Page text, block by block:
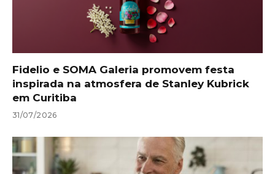
Fidelio e SOMA Galeria promovem festa
inspirada na atmosfera de Stanley Kubrick
em Curitiba
31/07/2026